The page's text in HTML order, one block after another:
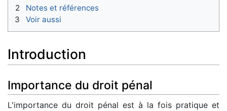
2
Notes et références
3
Voir aussi
Introduction
Importance du droit pénal
L'importance du droit pénal est à la fois pratique et